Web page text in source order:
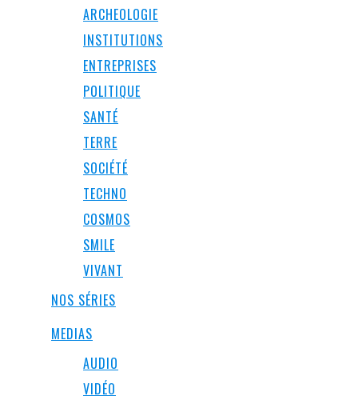
ARCHEOLOGIE
INSTITUTIONS
ENTREPRISES
POLITIQUE
SANTÉ
TERRE
SOCIÉTÉ
TECHNO
COSMOS
SMILE
VIVANT
NOS SÉRIES
MEDIAS
AUDIO
VIDÉO